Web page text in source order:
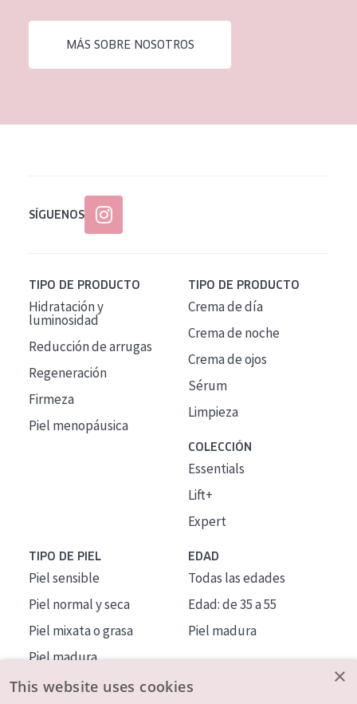
Todas las edades
Edad: de 35 a 55
MÁS SOBRE NOSOTROS
SÍGUENOS
TIPO DE PRODUCTO
Hidratación y
luminosidad
Reducción de arrugas
Regeneración
Firmeza
Piel menopáusica
TIPO DE PRODUCTO
Crema de día
Crema de noche
Crema de ojos
Sérum
Limpieza
COLECCIÓN
Essentials
Lift+
Expert
TIPO DE PIEL
Piel sensible
Piel normal y seca
Piel mixata o grasa
Piel madura
Piel expuesta al sol
EDAD
Todas las edades
Edad: de 35 a 55
Piel madura
×
This website uses cookies